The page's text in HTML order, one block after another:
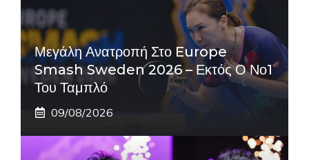
Μεγάλη Ανατροπή Στο Europe
Smash Sweden 2026 – Εκτός Ο Νο1
Του Ταμπλό
09/08/2026